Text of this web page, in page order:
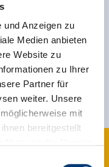
und Anzeigen zu
Medien anbieten
Website zu
zu Ihrer
Partner für
weiter. Unsere
mit
bereitgestellt
nieuwsbrief!